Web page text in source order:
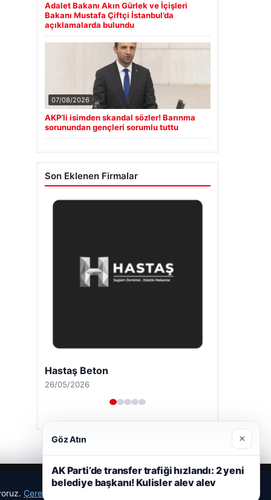
Adalet Bakanı Akın Gürlek ve İçişleri
Bakanı Mustafa Çiftçi İstanbul’da
açıklamalarda bulundu
07/08/2026
AKP’li isimden skandal sözler! Barınma
sorunundan gençleri sorumlu tuttu
Son Eklenen Firmalar
Hastaş Beton
26/05/2026
Çerez Politikamız
Göz Atın ×
AK Parti’de transfer trafiği hızlandı: 2 yeni
belediye başkanı! Kulisler alev alev